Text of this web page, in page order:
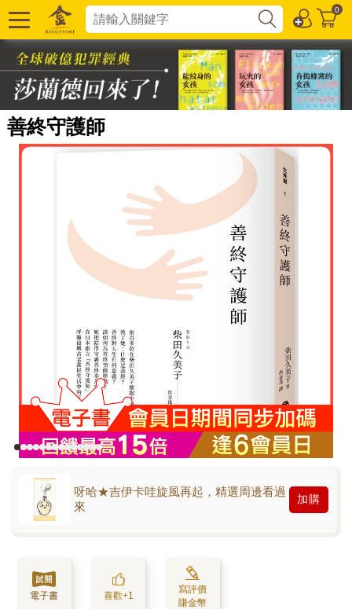
0
善終守護師
呀哈★吉伊卡哇旋風再起，精選周邊看過
來
加購
電子書 喜歡+1
寫評價
賺金幣